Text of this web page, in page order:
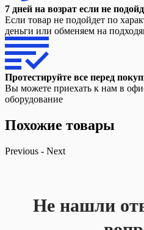
7 дней на возрат если не
Если товар не подойдет по
деньги или обменяем на
Протестируйте все перед
Вы можете приехать к нам в
оборудование
Похожие товары
Previous - Next
Не нашли